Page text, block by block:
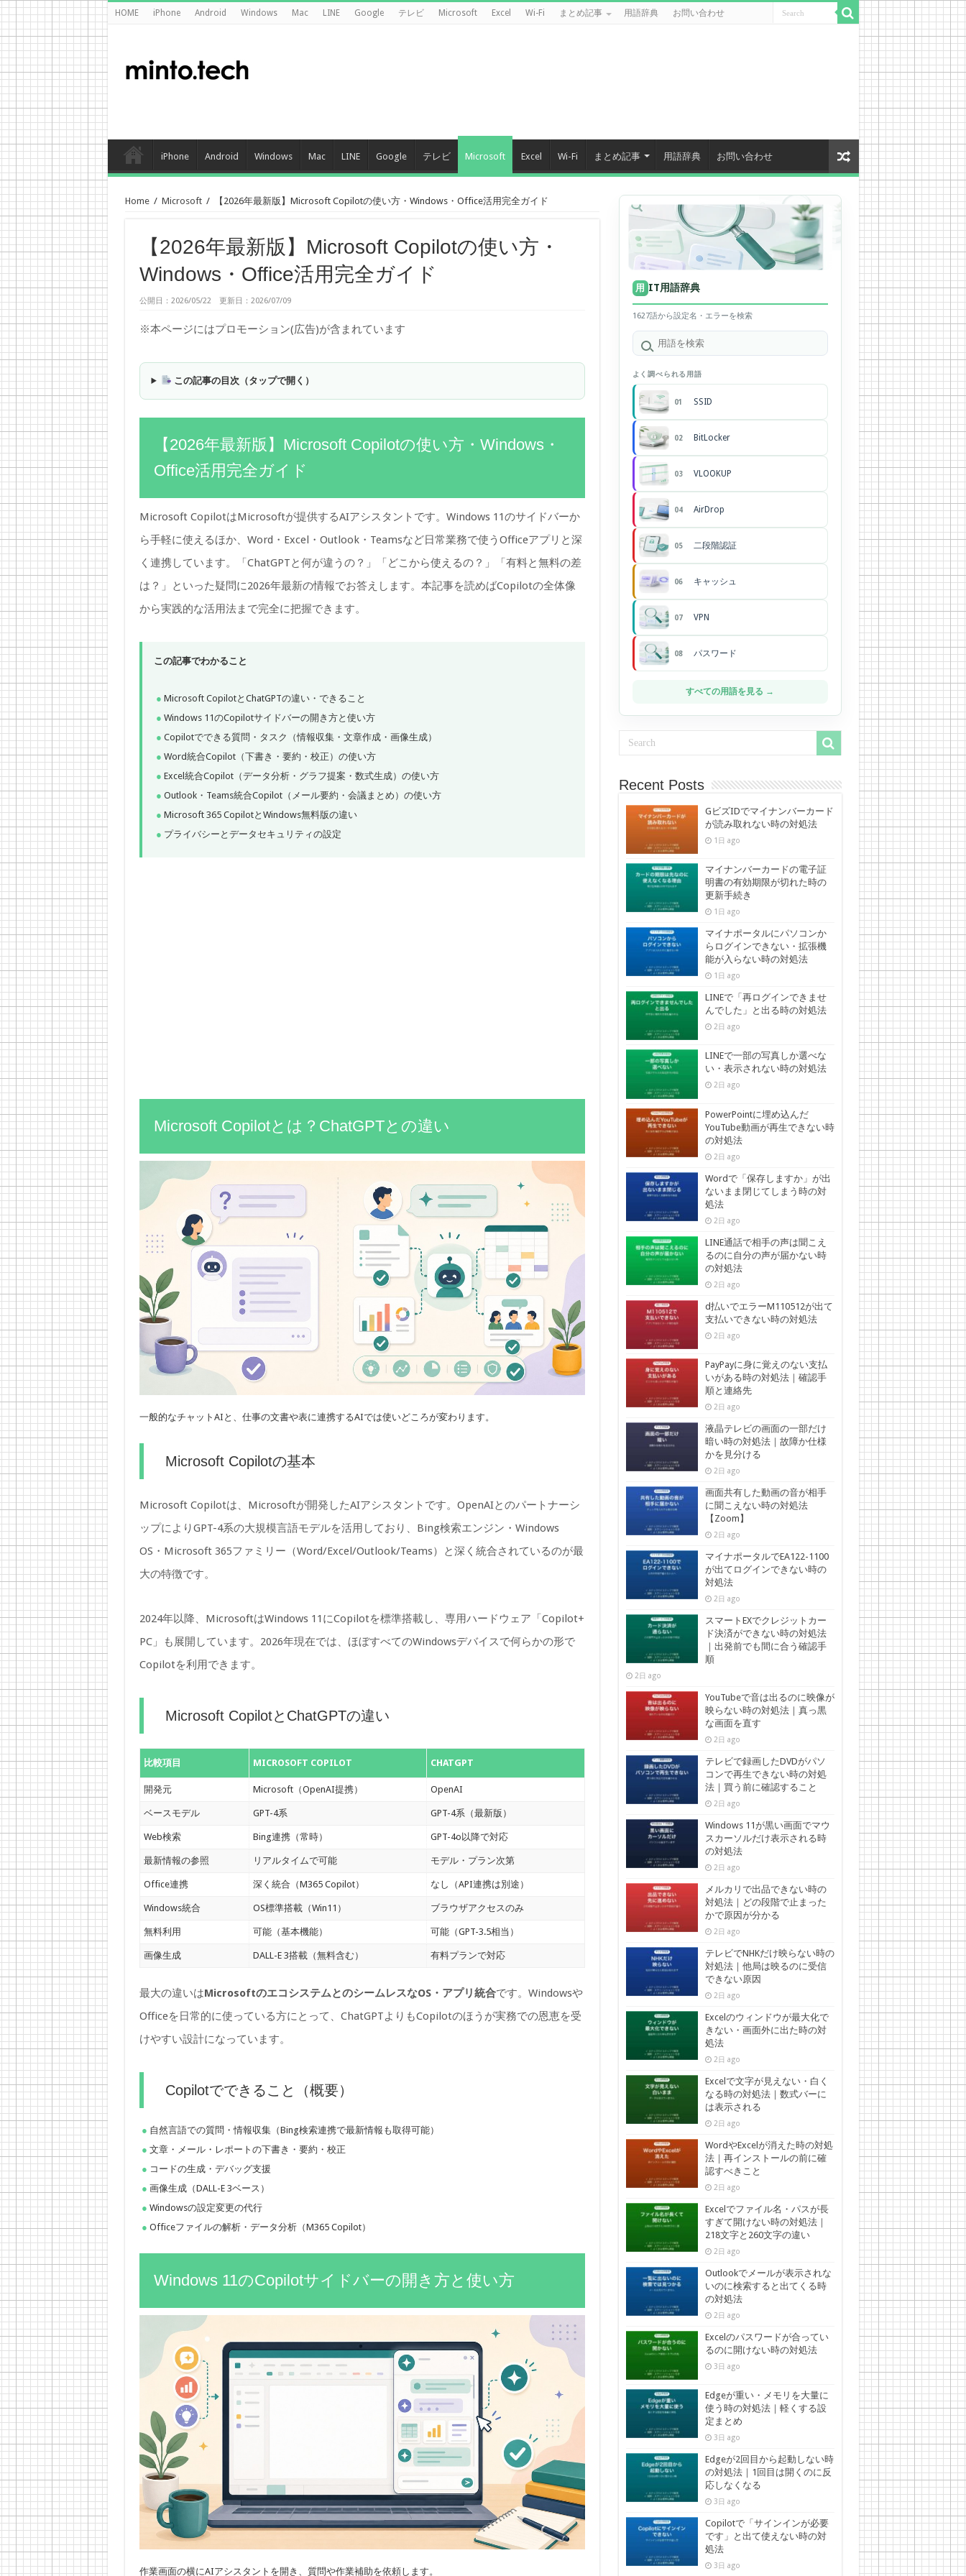
HOME iPhone Android Windows Mac LINE Google テレビ Microsoft Excel Wi-Fi まとめ記事 用語辞典 お問い合わせ
iPhone Android Windows Mac LINE Google テレビ Microsoft Excel Wi-Fi まとめ記事 用語辞典 お問い合わせ
Home / Microsoft / 【2026年最新版】Microsoft Copilotの使い方・Windows・Office活用完全ガイド
【2026年最新版】Microsoft Copilotの使い方・
Windows・Office活用完全ガイド
公開日：2026/05/22 更新日：2026/07/09
※本ページにはプロモーション(広告)が含まれています
この記事の目次（タップで開く）
【2026年最新版】Microsoft Copilotの使い方・Windows・
Office活用完全ガイド
Microsoft CopilotはMicrosoftが提供するAIアシスタントです。Windows 11のサイドバーか
ら手軽に使えるほか、Word・Excel・Outlook・Teamsなど日常業務で使うOfficeアプリと深
く連携しています。「ChatGPTと何が違うの？」「どこから使えるの？」「有料と無料の差
は？」といった疑問に2026年最新の情報でお答えします。本記事を読めばCopilotの全体像
から実践的な活用法まで完全に把握できます。
この記事でわかること
Microsoft CopilotとChatGPTの違い・できること
Windows 11のCopilotサイドバーの開き方と使い方
Copilotでできる質問・タスク（情報収集・文章作成・画像生成）
Word統合Copilot（下書き・要約・校正）の使い方
Excel統合Copilot（データ分析・グラフ提案・数式生成）の使い方
Outlook・Teams統合Copilot（メール要約・会議まとめ）の使い方
Microsoft 365 CopilotとWindows無料版の違い
プライバシーとデータセキュリティの設定
Microsoft Copilotとは？ChatGPTとの違い
一般的なチャットAIと、仕事の文書や表に連携するAIでは使いどころが変わります。
Microsoft Copilotの基本
Microsoft Copilotは、Microsoftが開発したAIアシスタントです。OpenAIとのパートナーシ
ップによりGPT-4系の大規模言語モデルを活用しており、Bing検索エンジン・Windows
OS・Microsoft 365ファミリー（Word/Excel/Outlook/Teams）と深く統合されているのが最
大の特徴です。
2024年以降、MicrosoftはWindows 11にCopilotを標準搭載し、専用ハードウェア「Copilot+
PC」も展開しています。2026年現在では、ほぼすべてのWindowsデバイスで何らかの形で
Copilotを利用できます。
Microsoft CopilotとChatGPTの違い
比較項目 MICROSOFT COPILOT CHATGPT
開発元 Microsoft（OpenAI提携） OpenAI
ベースモデル GPT-4系 GPT-4系（最新版）
Web検索 Bing連携（常時） GPT-4o以降で対応
最新情報の参照 リアルタイムで可能 モデル・プラン次第
Office連携 深く統合（M365 Copilot） なし（API連携は別途）
Windows統合 OS標準搭載（Win11） ブラウザアクセスのみ
無料利用 可能（基本機能） 可能（GPT-3.5相当）
画像生成 DALL-E 3搭載（無料含む） 有料プランで対応
最大の違いはMicrosoftのエコシステムとのシームレスなOS・アプリ統合です。Windowsや
Officeを日常的に使っている方にとって、ChatGPTよりもCopilotのほうが実務での恩恵を受
けやすい設計になっています。
Copilotでできること（概要）
自然言語での質問・情報収集（Bing検索連携で最新情報も取得可能）
文章・メール・レポートの下書き・要約・校正
コードの生成・デバッグ支援
画像生成（DALL-E 3ベース）
Windowsの設定変更の代行
Officeファイルの解析・データ分析（M365 Copilot）
Windows 11のCopilotサイドバーの開き方と使い方
作業画面の横にAIアシスタントを開き、質問や作業補助を依頼します。
用 IT用語辞典
1627語から設定名・エラーを検索
よく調べられる用語
01 SSID
02 BitLocker
03 VLOOKUP
04 AirDrop
05 二段階認証
06 キャッシュ
07 VPN
08 パスワード
すべての用語を見る →
Recent Posts
GビズIDでマイナンバーカード
が読み取れない時の対処法
1日 ago
マイナンバーカードの電子証
明書の有効期限が切れた時の
更新手続き
1日 ago
マイナポータルにパソコンか
らログインできない・拡張機
能が入らない時の対処法
1日 ago
LINEで「再ログインできませ
んでした」と出る時の対処法
2日 ago
LINEで一部の写真しか選べな
い・表示されない時の対処法
2日 ago
PowerPointに埋め込んだ
YouTube動画が再生できない時
の対処法
2日 ago
Wordで「保存しますか」が出
ないまま閉じてしまう時の対
処法
2日 ago
LINE通話で相手の声は聞こえ
るのに自分の声が届かない時
の対処法
2日 ago
d払いでエラーM110512が出て
支払いできない時の対処法
2日 ago
PayPayに身に覚えのない支払
いがある時の対処法｜確認手
順と連絡先
2日 ago
液晶テレビの画面の一部だけ
暗い時の対処法｜故障か仕様
かを見分ける
2日 ago
画面共有した動画の音が相手
に聞こえない時の対処法
【Zoom】
2日 ago
マイナポータルでEA122-1100
が出てログインできない時の
対処法
2日 ago
スマートEXでクレジットカー
ド決済ができない時の対処法
｜出発前でも間に合う確認手
順
2日 ago
YouTubeで音は出るのに映像が
映らない時の対処法｜真っ黒
な画面を直す
2日 ago
テレビで録画したDVDがパソ
コンで再生できない時の対処
法｜買う前に確認すること
2日 ago
Windows 11が黒い画面でマウ
スカーソルだけ表示される時
の対処法
2日 ago
メルカリで出品できない時の
対処法｜どの段階で止まった
かで原因が分かる
2日 ago
テレビでNHKだけ映らない時の
対処法｜他局は映るのに受信
できない原因
2日 ago
Excelのウィンドウが最大化で
きない・画面外に出た時の対
処法
2日 ago
Excelで文字が見えない・白く
なる時の対処法｜数式バーに
は表示される
2日 ago
WordやExcelが消えた時の対処
法｜再インストールの前に確
認すべきこと
2日 ago
Excelでファイル名・パスが長
すぎて開けない時の対処法｜
218文字と260文字の違い
2日 ago
Outlookでメールが表示されな
いのに検索すると出てくる時
の対処法
2日 ago
Excelのパスワードが合ってい
るのに開けない時の対処法
3日 ago
Edgeが重い・メモリを大量に
使う時の対処法｜軽くする設
定まとめ
3日 ago
Edgeが2回目から起動しない時
の対処法｜1回目は開くのに反
応しなくなる
3日 ago
Copilotで「サインインが必要
です」と出て使えない時の対
処法
3日 ago